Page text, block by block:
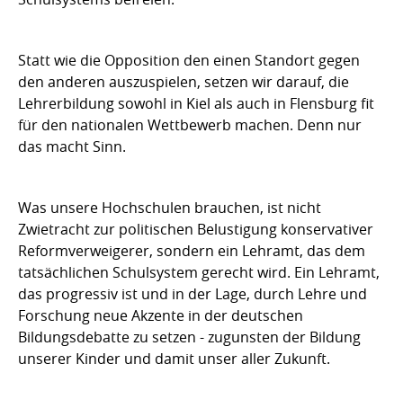
Statt wie die Opposition den einen Standort gegen
den anderen auszuspielen, setzen wir darauf, die
Lehrerbildung sowohl in Kiel als auch in Flensburg fit
für den nationalen Wettbewerb machen. Denn nur
das macht Sinn.
Was unsere Hochschulen brauchen, ist nicht
Zwietracht zur politischen Belustigung konservativer
Reformverweigerer, sondern ein Lehramt, das dem
tatsächlichen Schulsystem gerecht wird. Ein Lehramt,
das progressiv ist und in der Lage, durch Lehre und
Forschung neue Akzente in der deutschen
Bildungsdebatte zu setzen - zugunsten der Bildung
unserer Kinder und damit unser aller Zukunft.